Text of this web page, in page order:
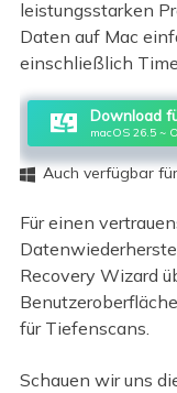
leistungsstarken
Daten auf Mac
einschließlich
Download
macOS 26.5 ~
 Auch verfügbar
Für einen
Recovery Wizard
für Tiefenscans.
Schauen wir uns